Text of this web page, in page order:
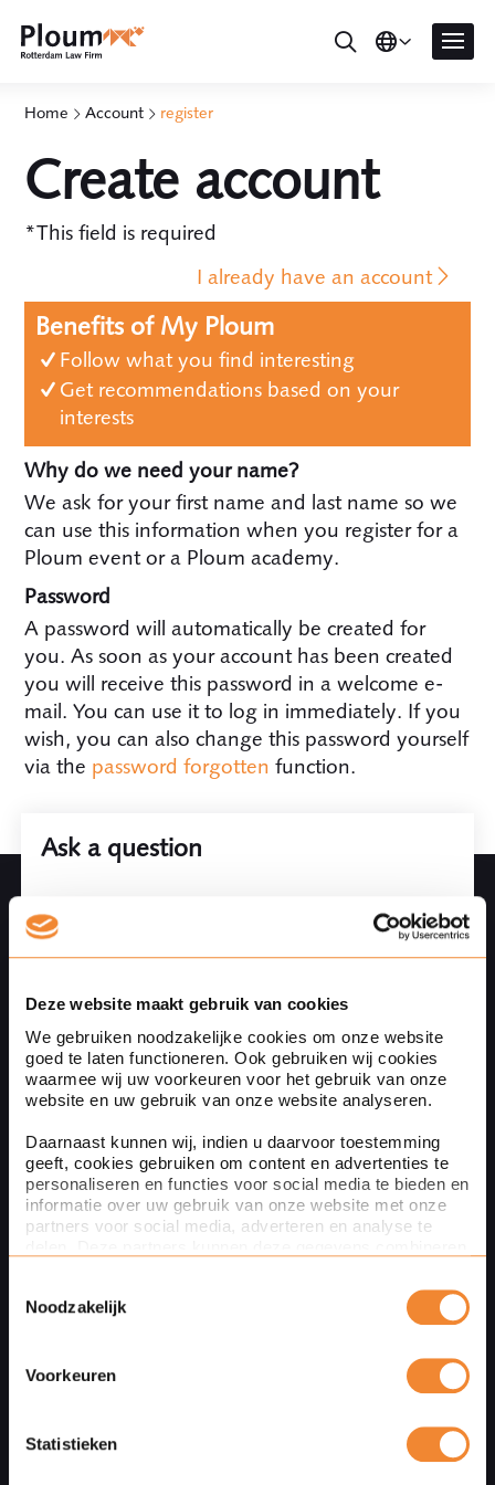
Deze website maakt gebruik van cookies
We gebruiken noodzakelijke cookies om onze website
goed te laten functioneren. Ook gebruiken wij cookies
waarmee wij uw voorkeuren voor het gebruik van onze
website en uw gebruik van onze website analyseren.
Daarnaast kunnen wij, indien u daarvoor toestemming
geeft, cookies gebruiken om content en advertenties te
personaliseren en functies voor social media te bieden en
informatie over uw gebruik van onze website met onze
partners voor social media, adverteren en analyse te
ze hebben verzameld op basis van uw gebruik van hun
services. Met de schuifknoppen in deze cookiebanner
kunt u aangeven of u bezwaar heeft tegen de inzet van
van bepaalde cookies. Toestemming kunt u altijd weer
Via de knop Details tonen hieronder leest u meer over het
gebruik van cookies door Ploum. Verdere informatie over
Noodzakelijk
Voorkeuren
Statistieken
Home Account register
Create account
*This field is required
I already have an account
Benefits of My Ploum
Follow what you find interesting
Get recommendations based on your
interests
Why do we need your name?
We ask for your first name and last name so we
can use this information when you register for a
Ploum event or a Ploum academy.
Password
A password will automatically be created for
you. As soon as your account has been created
you will receive this password in a welcome e-
mail. You can use it to log in immediately. If you
wish, you can also change this password yourself
via the password forgotten function.
Ask a question
this
field
E-mail